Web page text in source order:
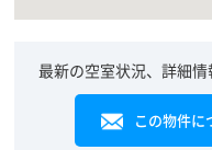
最新の空室状況、詳細
この物件に